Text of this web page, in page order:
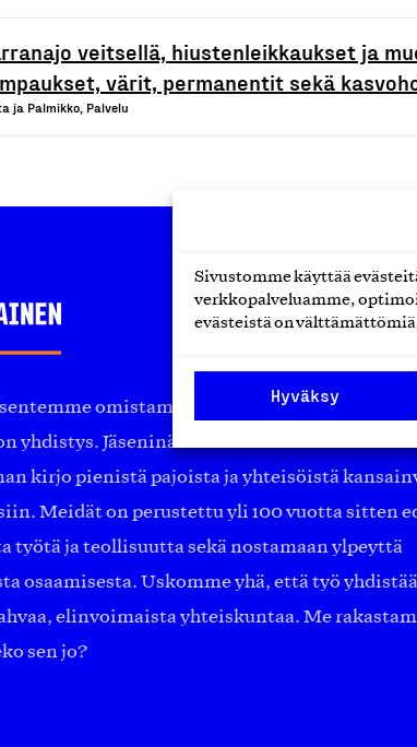
Sivustomme käyttää
verkkopalveluamme,
evästeistä on
Hyväksy
veitsellä, hiustenleikkaukset ja
värit, permanentit sekä
ja Palmikko, Palvelu
omistama puolueeton,
yhdistys. Jäseninämme on koko suomalaisen
kirjo pienistä pajoista ja yhteisöistä
Meidät on perustettu yli 100 vuotta sitten
työtä ja teollisuutta sekä nostamaan ylpeyttä
osaamisesta. Uskomme yhä, että työ
elinvoimaista yhteiskuntaa. Me
sen jo?